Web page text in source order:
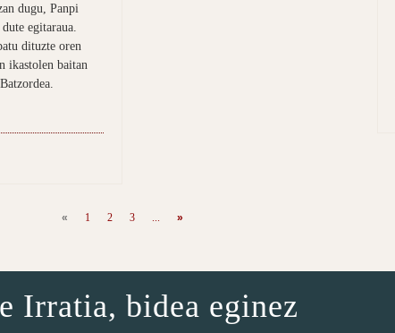
dugu, Panpi
egitaraua.
dituzte oren
ikastolen baitan
« 1 2 3 »
Irratia, bidea eginez